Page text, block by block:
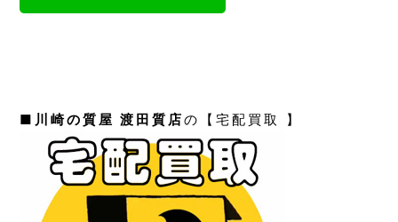
■ 川崎の質屋 渡田質店の【宅配買取 】